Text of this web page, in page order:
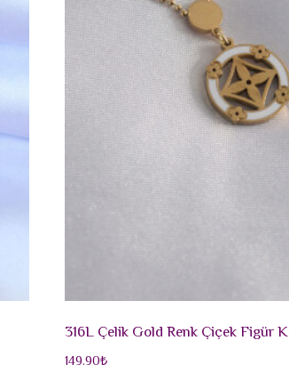
316L Çelik Gold Renk Çiçek Figür
149.90₺